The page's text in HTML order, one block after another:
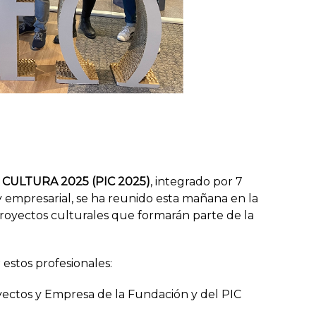
2025 (PIC 2025), integrado por 7
se ha reunido esta mañana en la
culturales que formarán parte de la
profesionales:
y Empresa de la Fundación y del PIC